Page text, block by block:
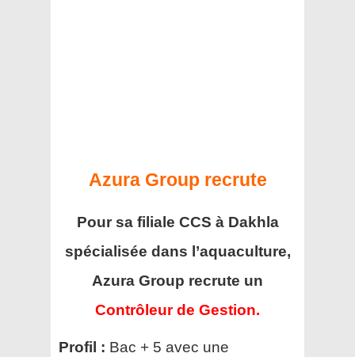
Azura Group recrute
Pour sa filiale CCS à Dakhla
spécialisée dans l’aquaculture,
Azura Group recrute un
Contrôleur de Gestion.
Profil : Bac + 5 avec une